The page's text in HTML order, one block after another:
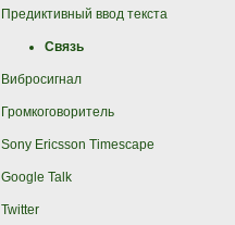
Предиктивный ввод текста
Связь
Вибросигнал
Громкоговоритель
Sony Ericsson Timescape
Google Talk
Twitter